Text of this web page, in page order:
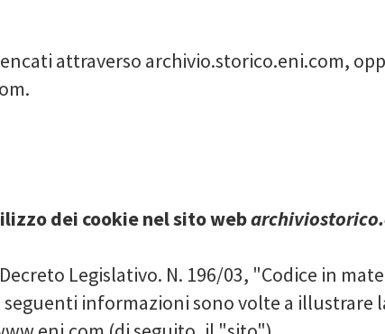
attraverso archivio.storico.eni.com,
.
dei cookie nel sito web
Legislativo. N. 196/03, "Codice in
informazioni sono volte a illustrare